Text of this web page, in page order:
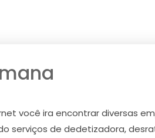
você ira encontrar diversas
serviços de dedetizadora,